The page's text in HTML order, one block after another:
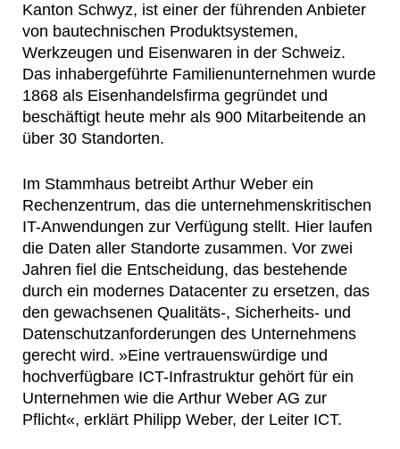
Kanton Schwyz, ist einer der führenden Anbieter
von bautechnischen Produktsystemen,
Werkzeugen und Eisenwaren in der Schweiz.
Das inhabergeführte Familienunternehmen wurde
1868 als Eisenhandelsfirma gegründet und
beschäftigt heute mehr als 900 Mitarbeitende an
über 30 Standorten.
Im Stammhaus betreibt Arthur Weber ein
Rechenzentrum, das die unternehmenskritischen
IT-Anwendungen zur Verfügung stellt. Hier laufen
die Daten aller Standorte zusammen. Vor zwei
Jahren fiel die Entscheidung, das bestehende
durch ein modernes Datacenter zu ersetzen, das
den gewachsenen Qualitäts-, Sicherheits- und
Datenschutzanforderungen des Unternehmens
gerecht wird. »Eine vertrauenswürdige und
hochverfügbare ICT-Infrastruktur gehört für ein
Unternehmen wie die Arthur Weber AG zur
Pflicht«, erklärt Philipp Weber, der Leiter ICT.